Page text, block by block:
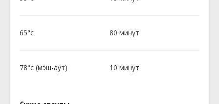
65°c 80 минут
78°c (мэш-аут) 10 минут